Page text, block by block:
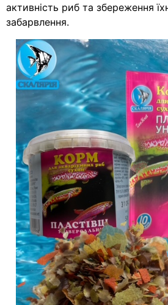
активність риб та збереження
забарвлення.